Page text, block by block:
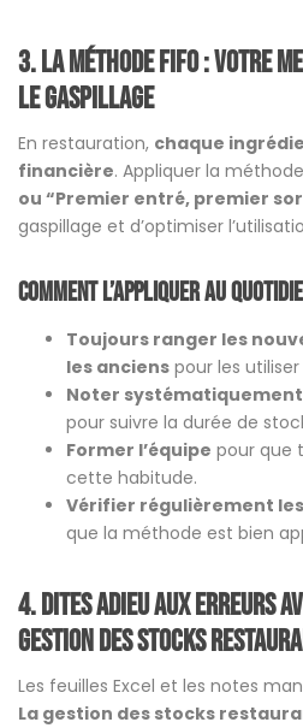
3. La méthode FIFO :
le gaspillage
En restauration, chaque
financière. Appliquer la méthode
ou “Premier entré, premier
gaspillage et d’optimiser
Comment l’appliquer au
Toujours ranger les
les anciens pour les
Noter
pour suivre la durée de
Former l’équipe pour que
cette habitude.
Vérifier régulièrement
que la méthode est bien
4. Dites adieu aux erreurs
gestion des stocks
Les feuilles Excel et les notes
La gestion des stocks